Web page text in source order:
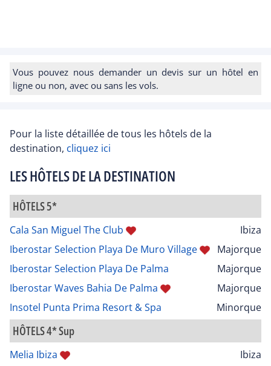
Vous pouvez nous demander un devis sur un hôtel en
ligne ou non, avec ou sans les vols.
Pour la liste détaillée de tous les hôtels de la
destination, cliquez ici
LES HÔTELS DE LA DESTINATION
HÔTELS 5*
Cala San Miguel The Club
Ibiza
Iberostar Selection Playa De Muro Village
Majorque
Iberostar Selection Playa De Palma
Majorque
Iberostar Waves Bahia De Palma
Majorque
Insotel Punta Prima Resort & Spa
Minorque
HÔTELS 4* Sup
Melia Ibiza
Ibiza